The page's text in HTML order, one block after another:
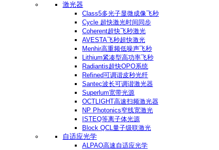
激光器
Class5多光子显微成像飞秒
Cycle 超快激光时间同步
Coherent超快飞秒激光
AVESTA飞秒超快激光
Menhir高重频低噪声飞秒
Lithium紧凑型高功率飞秒
Radiantis超快OPO系统
Refined可调谐皮秒光纤
Santec波长可调谐激光器
Superlum宽带光源
OCTLIGHT高速扫频激光器
NP Photonics窄线宽激光
ISTEQ等离子体光源
Block QCL量子级联激光
自适应光学
ALPAO高速自适应光学